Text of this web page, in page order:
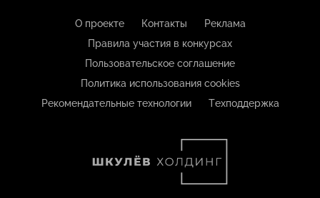
О проекте Контакты
Реклама
Правила участия в конкурсах
Пользовательское соглашение
Политика использования cookies
Рекомендательные технологии
Техподдержка